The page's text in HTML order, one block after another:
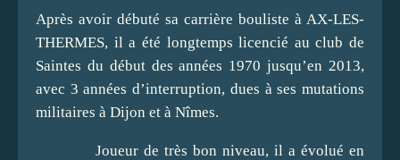
Après avoir débuté sa carrière bouliste à AX-LES-
THERMES, il a été longtemps licencié au club de
Saintes du début des années 1970 jusqu’en 2013,
avec 3 années d’interruption, dues à ses mutations
militaires à Dijon et à Nîmes.
Joueur de très bon niveau, il a évolué en